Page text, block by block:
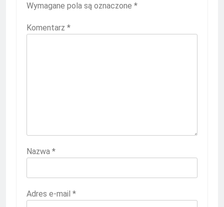
Wymagane pola są oznaczone *
Komentarz *
Nazwa *
Adres e-mail *